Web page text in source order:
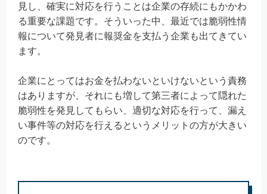
見し、確実に対応を行うことは企業の存続にもかかわ
る重要な課題です。そういった中、最近では脆弱性情
報について発見者に報奨金を支払う企業も出てきてい
ます。
企業にとってはお金を払わないといけないという責務
はありますが、それにも増して第三者によって隠れた
脆弱性を発見してもらい、適切な対応を行って、漏え
い事件等の対応を行えるというメリットの方が大きい
のです。